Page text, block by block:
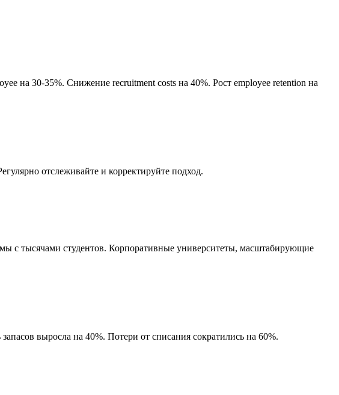
на 30-35%. Снижение recruitment costs на 40%. Рост employee retention на
отслеживайте и корректируйте подход.
с тысячами студентов. Корпоративные университеты, масштабирующие
выросла на 40%. Потери от списания сократились на 60%.